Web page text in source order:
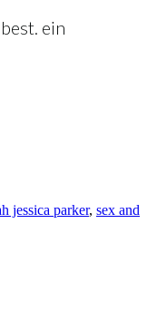
ein
jessica parker, sex and